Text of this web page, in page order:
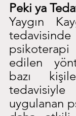
Peki ya
Yaygın
edilen
bazı
uygulanan